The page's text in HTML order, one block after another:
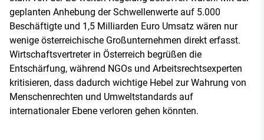
geplanten Anhebung der Schwellenwerte auf 5.000
Beschäftigte und 1,5 Milliarden Euro Umsatz wären nur
wenige österreichische Großunternehmen direkt erfasst.
Wirtschaftsvertreter in Österreich begrüßen die
Entschärfung, während NGOs und Arbeitsrechtsexperten
kritisieren, dass dadurch wichtige Hebel zur Wahrung von
Menschenrechten und Umweltstandards auf
internationaler Ebene verloren gehen könnten.